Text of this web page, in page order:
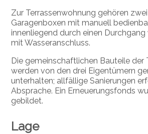
Zur Terrassenwohnung gehören
Garagenboxen mit manuell
innenliegend durch einen
mit Wasseranschluss.
Die gemeinschaftlichen Bauteile der
werden von den drei Eigentümern
unterhalten; allfällige Sanierungen
Absprache. Ein Erneuerungsfonds
gebildet.
Lage